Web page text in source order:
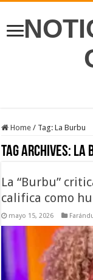
Home / Tag:La Burbu
Tag Archives: La
La “Burbu”
califica como
mayo 15, 2026